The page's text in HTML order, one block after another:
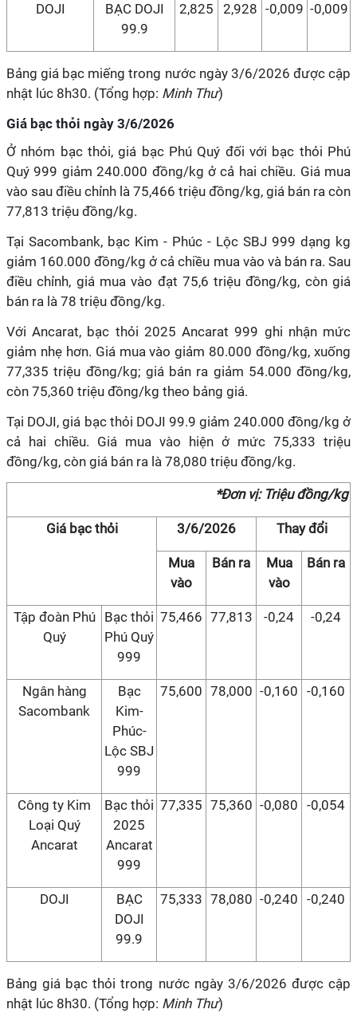
DOJI
BẠC DOJI
99.9
2,825 2,928 -0,009 -0,009
Bảng giá bạc miếng trong nước ngày 3/6/2026 được cập
nhật lúc 8h30. (Tổng hợp: Minh Thư)
Giá bạc thỏi ngày 3/6/2026
Ở nhóm bạc thỏi, giá bạc Phú Quý đối với bạc thỏi Phú
Quý 999 giảm 240.000 đồng/kg ở cả hai chiều. Giá mua
vào sau điều chỉnh là 75,466 triệu đồng/kg, giá bán ra còn
77,813 triệu đồng/kg.
Tại Sacombank, bạc Kim - Phúc - Lộc SBJ 999 dạng kg
giảm 160.000 đồng/kg ở cả chiều mua vào và bán ra. Sau
điều chỉnh, giá mua vào đạt 75,6 triệu đồng/kg, còn giá
bán ra là 78 triệu đồng/kg.
Với Ancarat, bạc thỏi 2025 Ancarat 999 ghi nhận mức
giảm nhẹ hơn. Giá mua vào giảm 80.000 đồng/kg, xuống
77,335 triệu đồng/kg; giá bán ra giảm 54.000 đồng/kg,
còn 75,360 triệu đồng/kg theo bảng giá.
Tại DOJI, giá bạc thỏi DOJI 99.9 giảm 240.000 đồng/kg ở
cả hai chiều. Giá mua vào hiện ở mức 75,333 triệu
đồng/kg, còn giá bán ra là 78,080 triệu đồng/kg.
*Đơn vị: Triệu đồng/kg
Giá bạc thỏi 3/6/2026 Thay đổi
Mua
vào
Bán ra
Mua
vào
Bán ra
Tập đoàn Phú
Quý
Bạc thỏi
Phú Quý
999
75,466 77,813 -0,24 -0,24
Ngân hàng
Sacombank
Bạc
Kim-
Phúc-
Lộc SBJ
999
75,600 78,000 -0,160 -0,160
Công ty Kim
Loại Quý
Ancarat
Bạc thỏi
2025
Ancarat
999
77,335 75,360 -0,080 -0,054
DOJI
BẠC
DOJI
99.9
75,333 78,080 -0,240 -0,240
Bảng giá bạc thỏi trong nước ngày 3/6/2026 được cập
nhật lúc 8h30. (Tổng hợp: Minh Thư)